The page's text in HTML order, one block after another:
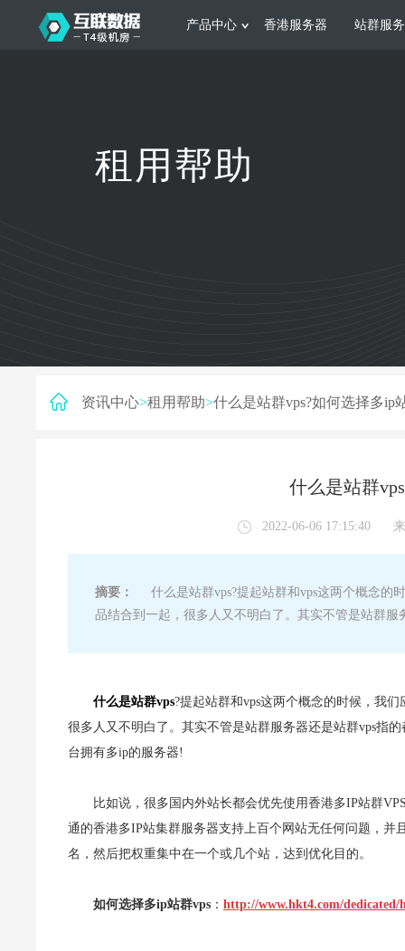
产品中心
日本服务器 新加坡服务器
香港服务器 站群服
根据不同规模的网站提供可定制化的架
构和 一站式协助租用帮助
资讯中心>租用帮助>什么是站群vps?如何选择多ip
什么是站群
2022-06-06 17:15:40
摘要：
什么是站群vps?提起站群和vps这两个概念的
品结合到一起，很多人又不明白了。其实不管是站群
什么是站群vps?提起站群和vps这两个概念的时候，我
很多人又不明白了。其实不管是站群服务器还是站群vps指
台拥有多ip的服务器!
比如说，很多国内外站长都会优先使用香港多IP站群
通的香港多IP站集群服务器支持上百个网站无任何问题，
名，然后把权重集中在一个或几个站，达到优化目的。
如何选择多ip站群vps ： http://www.hkt4.com/